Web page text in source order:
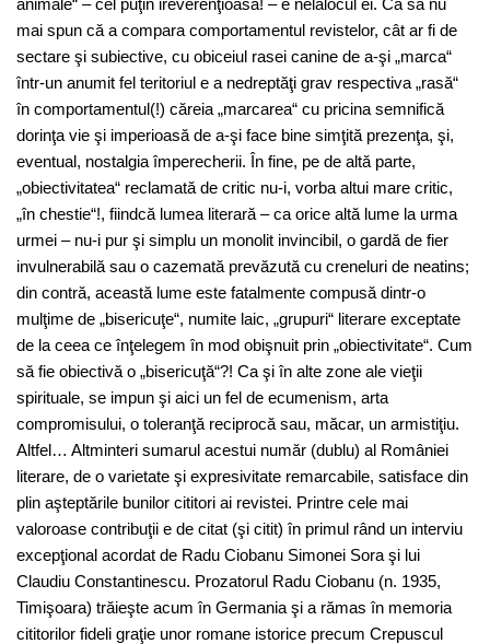
animale“ – cel puţin ireverenţioasă! – e nelalocul ei. Ca să nu
mai spun că a compara comportamentul revistelor, cât ar fi de
sectare şi subiective, cu obiceiul rasei canine de a-şi „marca“
într-un anumit fel teritoriul e a nedreptăţi grav respectiva „rasă“
în comportamentul(!) căreia „marcarea“ cu pricina semnifică
dorinţa vie şi imperioasă de a-şi face bine simţită prezenţa, şi,
eventual, nostalgia împerecherii. În fine, pe de altă parte,
„obiectivitatea“ reclamată de critic nu-i, vorba altui mare critic,
„în chestie“!, fiindcă lumea literară – ca orice altă lume la urma
urmei – nu-i pur şi simplu un monolit invincibil, o gardă de fier
invulnerabilă sau o cazemată prevăzută cu creneluri de neatins;
din contră, această lume este fatalmente compusă dintr-o
mulţime de „bisericuţe“, numite laic, „grupuri“ literare exceptate
de la ceea ce înţelegem în mod obişnuit prin „obiectivitate“. Cum
să fie obiectivă o „bisericuţă“?! Ca şi în alte zone ale vieţii
spirituale, se impun şi aici un fel de ecumenism, arta
compromisului, o toleranţă reciprocă sau, măcar, un armistiţiu.
Altfel… Altminteri sumarul acestui număr (dublu) al României
literare, de o varietate şi expresivitate remarcabile, satisface din
plin aşteptările bunilor cititori ai revistei. Printre cele mai
valoroase contribuţii e de citat (şi citit) în primul rând un interviu
excepţional acordat de Radu Ciobanu Simonei Sora şi lui
Claudiu Constantinescu. Prozatorul Radu Ciobanu (n. 1935,
Timişoara) trăieşte acum în Germania şi a rămas în memoria
cititorilor fideli graţie unor romane istorice precum Crepuscul